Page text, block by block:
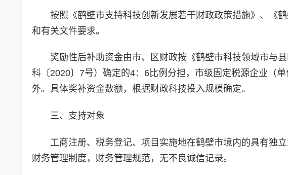
按照《鹤壁市支持科技创新发展若干财政政策措施》、《
和有关文件要求。
奖励性后补助资金由市、区财政按《鹤壁市科技领域市与
科〔2020〕7号）确定的4：6比例分担，市级固定税源企业（
外。具体奖补资金数额，根据财政科技投入规模确定。
三、支持对象
工商注册、税务登记、项目实施地在鹤壁市境内的具有独
财务管理制度，财务管理规范，无不良诚信记录。